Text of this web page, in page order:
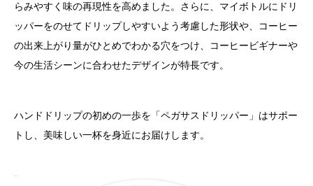
らみやすく味の再現性を高めました。さらに、マイボトルにドリ
ッパーをのせてドリップしやすいよう考慮した形状や、コーヒー
の出来上がり量がひとめでわかる穴をつけ、コーヒービギナーや
今の生活シーンに合わせたデザインが特長です。
ハンドドリップの初めの一歩を「ペガサスドリッパー」はサポー
トし、美味しい一杯を身近にお届けします。